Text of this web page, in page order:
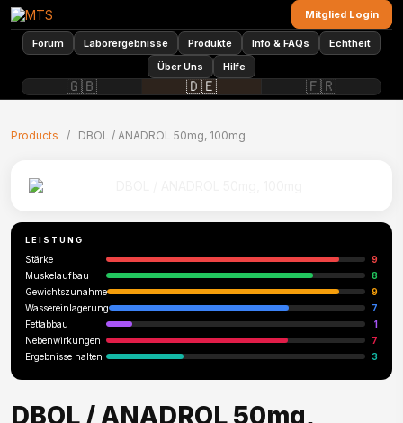
Forum Laborergebnisse Produkte Info & FAQs
Echtheit
Über Uns
Hilfe
🇬🇧 🇩🇪 🇫🇷
Mitglied Login
Products / DBOL / ANADROL 50mg, 100mg
LEISTUNG
Stärke
9
Muskelaufbau
8
Gewichtszunahme
9
Wassereinlagerung
7
Fettabbau
1
Nebenwirkungen
7
Ergebnisse halten
3
DBOL / ANADROL 50mg,